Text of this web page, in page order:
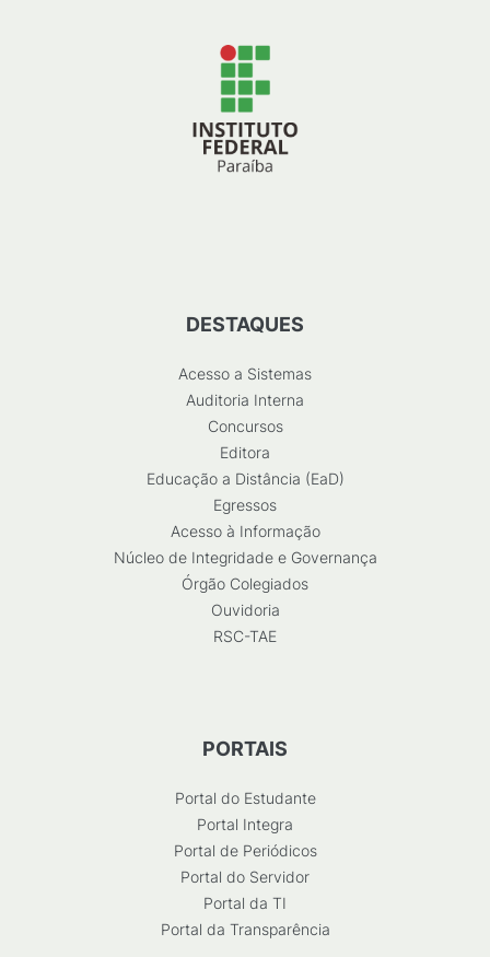
DESTAQUES
Acesso a Sistemas
Auditoria Interna
Concursos
Editora
Educação a Distância (EaD)
Egressos
Acesso à Informação
Núcleo de Integridade e Governança
Órgão Colegiados
Ouvidoria
RSC-TAE
PORTAIS
Portal do Estudante
Portal Integra
Portal de Periódicos
Portal do Servidor
Portal da TI
Portal da Transparência